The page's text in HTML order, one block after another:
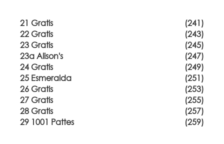
21 Gratis
(241)
22 Gratis
(243)
23 Gratis
(245)
23a Alison's
(247)
24 Gratis
(249)
25 Esmeralda
(251)
26 Gratis
(253)
27 Gratis
(255)
28 Gratis
(257)
29 1001 Pattes
(259)